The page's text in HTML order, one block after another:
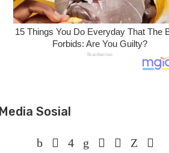
Media Sosial